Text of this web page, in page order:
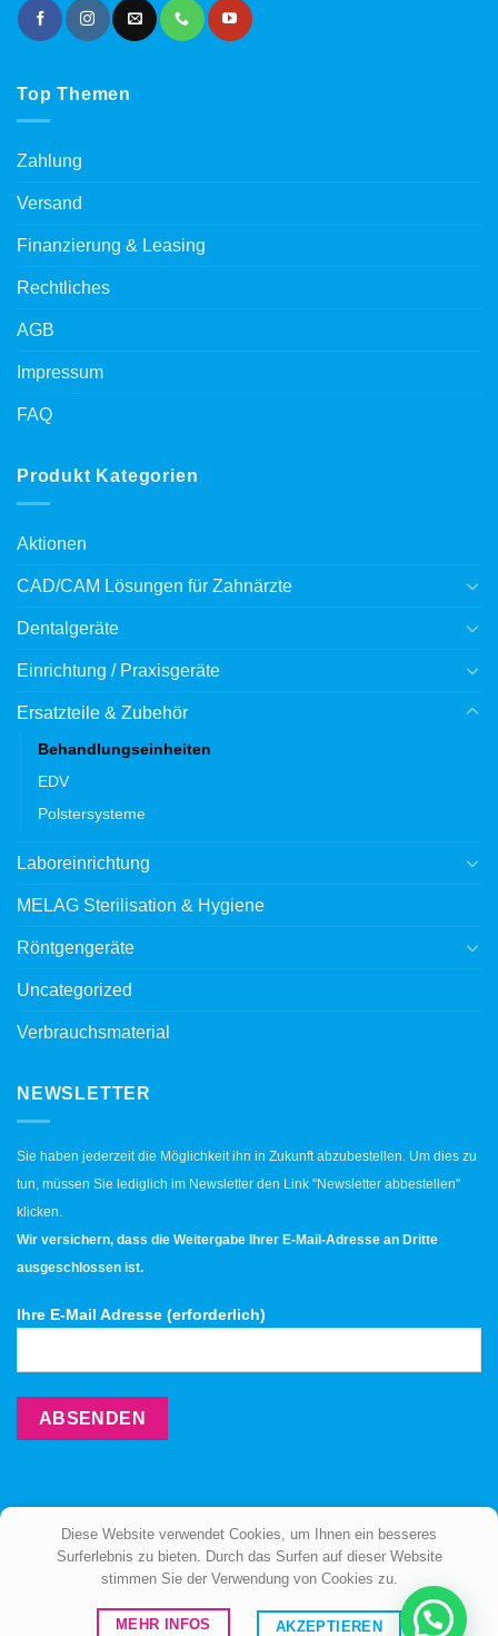
Top Themen
Zahlung
Versand
Finanzierung & Leasing
Rechtliches
AGB
Impressum
FAQ
Produkt Kategorien
Aktionen
CAD/CAM Lösungen für Zahnärzte
Dentalgeräte
Einrichtung / Praxisgeräte
Ersatzteile & Zubehör
Behandlungseinheiten
EDV
Polstersysteme
Laboreinrichtung
MELAG Sterilisation & Hygiene
Röntgengeräte
Uncategorized
Verbrauchsmaterial
NEWSLETTER
Sie haben jederzeit die Möglichkeit ihn in Zukunft abzubestellen. Um dies zu
tun, müssen Sie lediglich im Newsletter den Link "Newsletter abbestellen"
klicken.
Wir versichern, dass die Weitergabe Ihrer E-Mail-Adresse an Dritte
ausgeschlossen ist.
Ihre E-Mail Adresse (erforderlich)
ÜBER UNS BERATUNG KONTAKT
Diese Website verwendet Cookies, um Ihnen ein besseres
Surferlebnis zu bieten. Durch das Surfen auf dieser Website
stimmen Sie der Verwendung von Cookies zu.
MEHR INFOS AKZEPTIEREN